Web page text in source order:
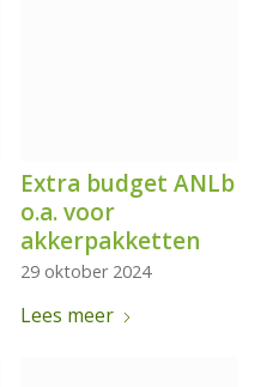
Extra budget ANLb
o.a. voor
akkerpakketten
29 oktober 2024
Lees meer